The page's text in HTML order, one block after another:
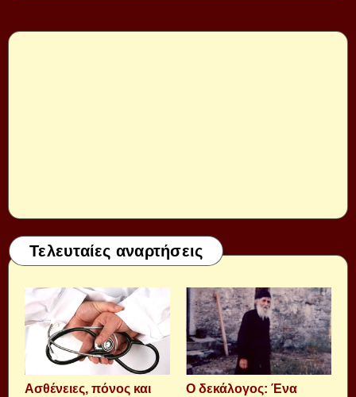
Τελευταίες αναρτήσεις
Aσθένειες, πόνος και
Ο δεκάλογος: Ένα